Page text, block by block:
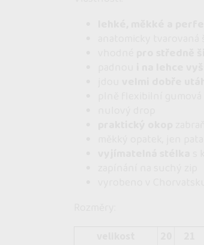
lehké, měkké a
anatomicky
pro středně
i na lehce
velmi dobře
plně flexibilní
měkký opatek, jen